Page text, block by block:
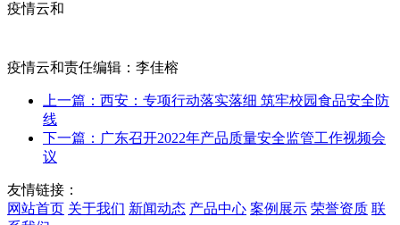
疫情云和
疫情云和责任编辑：李佳榕
上一篇：西安：专项行动落实落细 筑牢校园食品安全防
线
下一篇：广东召开2022年产品质量安全监管工作视频会
议
友情链接：
网站首页 关于我们 新闻动态 产品中心 案例展示 荣誉资质 联